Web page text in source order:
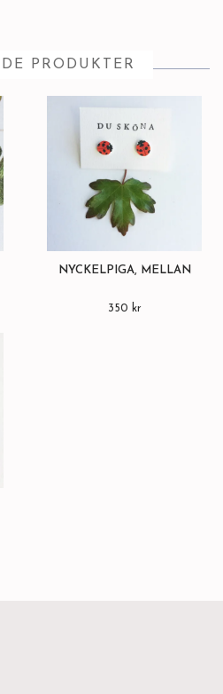
PRODUKTER
NYCKELPIGA, MELLAN
350 kr